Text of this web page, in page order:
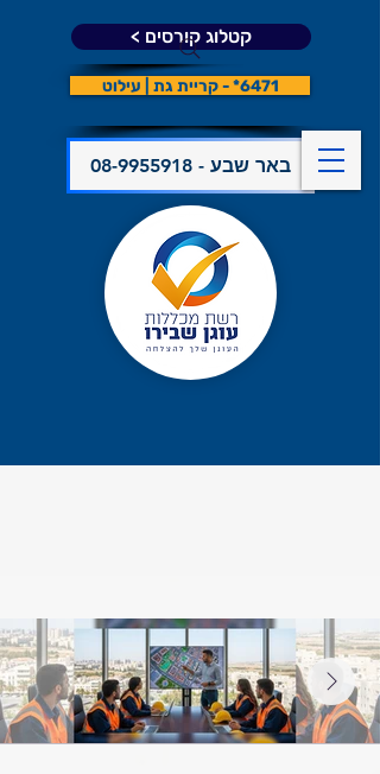
קטלוג קורסים >
6471* - קריית גת | עילוט
08-9955918 - באר שבע